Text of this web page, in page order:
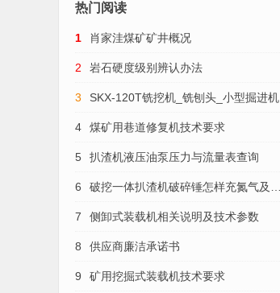
热门阅读
1 肖家洼煤矿矿井概况
2 岩石硬度级别辨认办法
3 SKX-120T铣挖机_铣刨头_小型掘进机
4 煤矿用巷道修复机技术要求
5 扒渣机液压油泵压力与流量表查询
6 破挖一体扒渣机破碎锤怎样充氮气及保
养与维修
7 侧卸式装载机相关说明及技术参数
8 供应商廉洁承诺书
9 矿用挖掘式装载机技术要求